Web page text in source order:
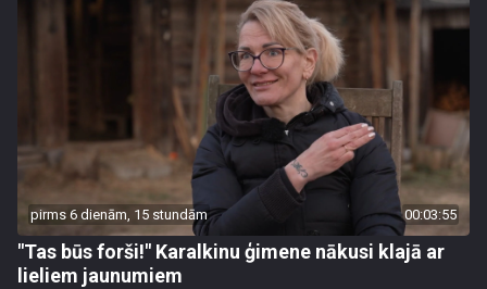
pirms 6 dienām, 15 stundām 00:03:55
"Tas būs forši!" Karalkinu ģimene nākusi klajā ar
lieliem jaunumiem